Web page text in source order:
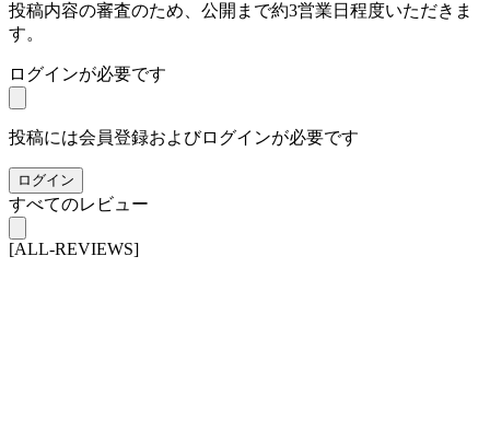
投稿内容の審査のため、公開まで約3営業日程度いただきま
す。
ログインが必要です
投稿には会員登録およびログインが必要です
ログイン
すべてのレビュー
[ALL-REVIEWS]